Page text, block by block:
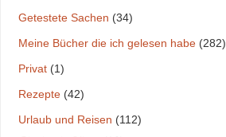
Getestete Sachen (34)
Meine Bücher die ich gelesen habe(282)
Privat(1)
Rezepte(42)
Urlaub und Reisen (112)